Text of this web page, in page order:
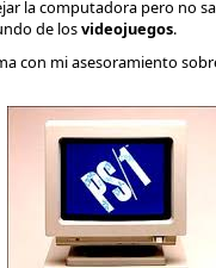
la computadora pero no
de losvideojuegos.
con mi asesoramiento